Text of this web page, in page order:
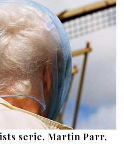
serie, Martin Parr,